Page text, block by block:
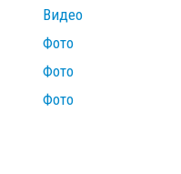
Видео
Фото
Фото
Фото